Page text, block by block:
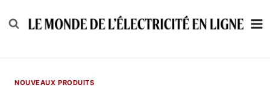
to
NOUVEAUX PRODUITS